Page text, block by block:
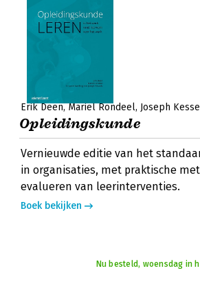
Erik Deen Mariël Rondeel Joseph
Opleidingskunde
Vernieuwde editie van het
in organisaties, met praktische
evalueren van leerinterventies.
Boek bekijken
Nu besteld, woensdag in